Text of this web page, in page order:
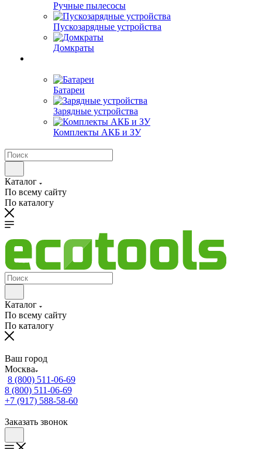
Ручные пылесосы
Пускозарядные устройства
Домкраты
Батареи
Зарядные устройства
Комплекты АКБ и ЗУ
Каталог
По всему сайту
По каталогу
Каталог
По всему сайту
По каталогу
Ваш город
Москва
8 (800) 511-06-69
8 (800) 511-06-69
+7 (917) 588-58-60
Заказать звонок